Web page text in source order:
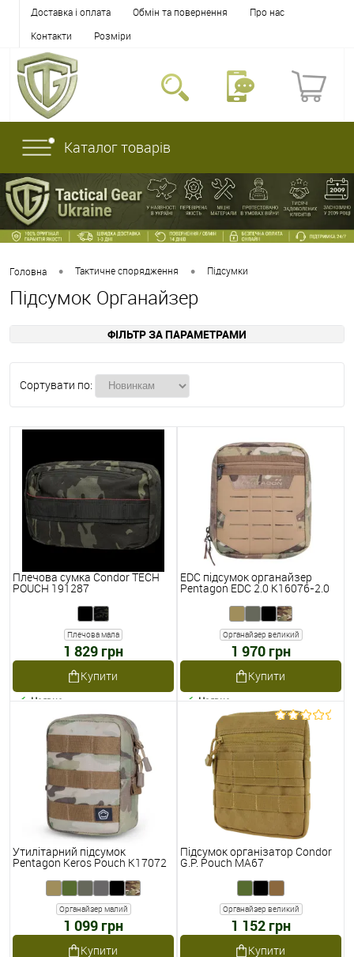
Доставка і оплата Обмін та повернення
Про нас
Контакти
Розміри
Каталог товарів
Головна • Тактичне спорядження • Підсумки
Підсумок Органайзер
ФІЛЬТР ЗА ПАРАМЕТРАМИ
Сортувати по:
Плечова сумка Condor TECH
POUCH 191287
Плечова мала
1 829 грн
Купити
Наявне
EDC підсумок органайзер
Pentagon EDC 2.0 K16076-2.0
Органайзер великий
1 970 грн
Купити
Наявне
Утилітарний підсумок
Pentagon Keros Pouch K17072
Органайзер малий
1 099 грн
Купити
Підсумок організатор Condor
G.P. Pouch MA67
Органайзер великий
1 152 грн
Купити